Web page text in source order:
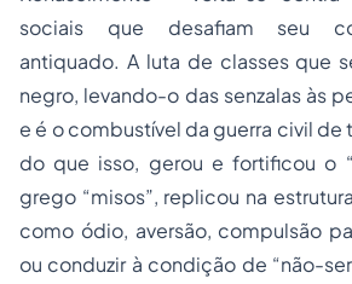
sociais que desafiam seu
antiquado. A luta de classes que
negro, levando-o das senzalas às
e é o combustível da guerra civil de
do que isso, gerou e fortificou o
grego “misos”, replicou na
como ódio, aversão, compulsão
ou conduzir à condição de “não-